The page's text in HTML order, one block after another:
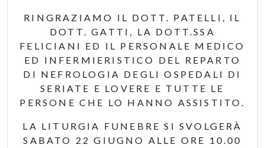
RINGRAZIAMO IL DOTT. PATELLI, IL
DOTT. GATTI, LA DOTT.SSA
FELICIANI ED IL PERSONALE MEDICO
ED INFERMIERISTICO DEL REPARTO
DI NEFROLOGIA DEGLI OSPEDALI DI
SERIATE E LOVERE E TUTTE LE
PERSONE CHE LO HANNO ASSISTITO.
LA LITURGIA FUNEBRE SI SVOLGERÀ
SABATO 22 GIUGNO ALLE ORE 10.00